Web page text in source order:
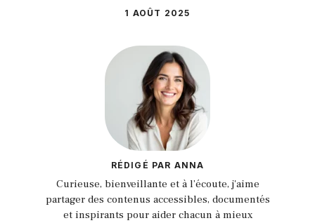
1 AOÛT 2025
RÉDIGÉ PAR ANNA
Curieuse, bienveillante et à l’écoute, j'aime
partager des contenus accessibles, documentés
et inspirants pour aider chacun à mieux